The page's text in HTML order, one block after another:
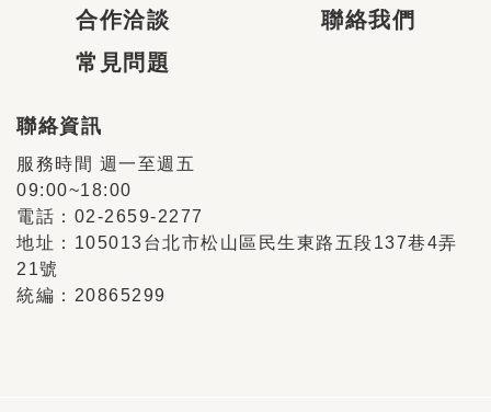
合作洽談
常見問題
聯絡我們
聯絡資訊
服務時間 週一至週五
09:00~18:00
電話：02-2659-2277
地址：105013台北市松山區民生東路五段137巷4弄
21號
統編：20865299